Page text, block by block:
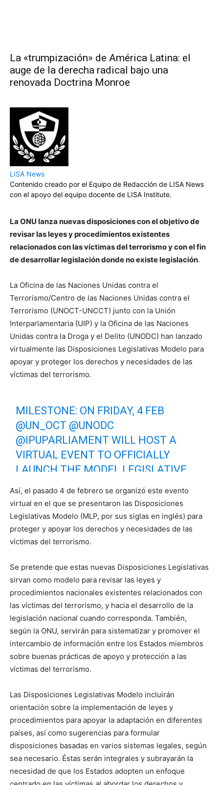
La «trumpización» de América Latina: el
auge de la derecha radical bajo una
renovada Doctrina Monroe
LISA News
Contenido creado por el Equipo de Redacción de LISA News
con el apoyo del equipo docente de LISA Institute.
La ONU lanza nuevas disposiciones con el objetivo de
revisar las leyes y procedimientos existentes
relacionados con las víctimas del terrorismo y con el fin
de desarrollar legislación donde no existe legislación.
La Oficina de las Naciones Unidas contra el
Terrorismo/Centro de las Naciones Unidas contra el
Terrorismo (UNOCT-UNCCT) junto con la Unión
Interparlamentaria (UIP) y la Oficina de las Naciones
Unidas contra la Droga y el Delito (UNODC) han lanzado
virtualmente las Disposiciones Legislativas Modelo para
apoyar y proteger los derechos y necesidades de las
víctimas del terrorismo.
MILESTONE: ON FRIDAY, 4 FEB
@UN_OCT @UNODC
@IPUPARLIAMENT WILL HOST A
VIRTUAL EVENT TO OFFICIALLY
LAUNCH THE MODEL LEGISLATIVE
PROVISIONS (MLPS) TO PROTECT
AND SUPPORT THE RIGHTS AND
NEEDS OF#VICTIMSOFTERRORISM
@UN_OCT #UNCCT
HTTPS://T.CO/YB4QOIHYPE
PIC.TWITTER.COM/HFYZN2QMT3
— United Nations Office of Counter-Terrorism
(@UN_OCT)February 4, 2022
Así, el pasado 4 de febrero se organizó este evento
virtual en el que se presentaron las Disposiciones
Legislativas Modelo (MLP, por sus siglas en inglés) para
proteger y apoyar los derechos y necesidades de las
víctimas del terrorismo.
Se pretende que estas nuevas Disposiciones Legislativas
sirvan como modelo para revisar las leyes y
procedimientos nacionales existentes relacionados con
las víctimas del terrorismo, y hacia el desarrollo de la
legislación nacional cuando corresponda. También,
según la ONU, servirán para sistematizar y promover el
intercambio de información entre los Estados miembros
sobre buenas prácticas de apoyo y protección a las
víctimas del terrorismo.
Las Disposiciones Legislativas Modelo incluirán
orientación sobre la implementación de leyes y
procedimientos para apoyar la adaptación en diferentes
países, así como sugerencias para formular
disposiciones basadas en varios sistemas legales, según
sea necesario. Éstas serán integrales y subrayarán la
necesidad de que los Estados adopten un enfoque